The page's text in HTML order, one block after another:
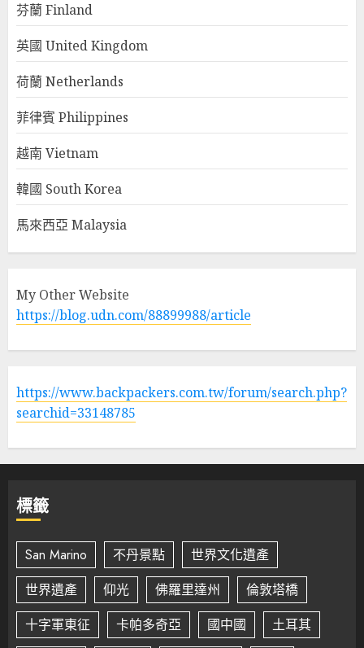
芬蘭 Finland
英國 United Kingdom
荷蘭 Netherlands
菲律賓 Philippines
越南 Vietnam
韓國 South Korea
馬來西亞 Malaysia
My Other Website
https://blog.udn.com/88899988/article
https://www.backpackers.com.tw/forum/search.php?
searchid=33148785
標籤
San Marino 不丹景點
世界文化遺產
世界遺產
仰光 佛羅里達州
倫敦塔橋
十字軍東征
卡帕多奇亞 國中國 土耳其